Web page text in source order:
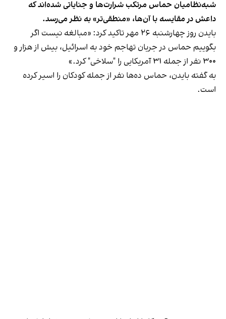
شبه‌نظامیان حماس مرتکب شرارت‌ها و جنایاتی شده‌اند که
داعش در مقایسه با آن‌ها، «منطقی‌تر» به نظر می‌رسد.
بایدن روز چهارشنبه ۲۶ مهر تاکید کرد: «مبالغه نیست اگر
بگوییم حماس در جریان تهاجم خود به اسرائیل، بیش از هزار و
۳۰۰ نفر از جمله ۳۱ آمریکایی را "سلاخی" کرد.»
به گفته بایدن، حماس ده‌ها نفر از جمله کودکان را اسیر کرده
است.